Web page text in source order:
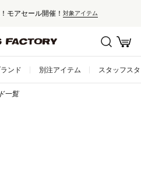
モアセール開催！ 対象アイテム
ンド 別注アイテム スタッフス
一覧